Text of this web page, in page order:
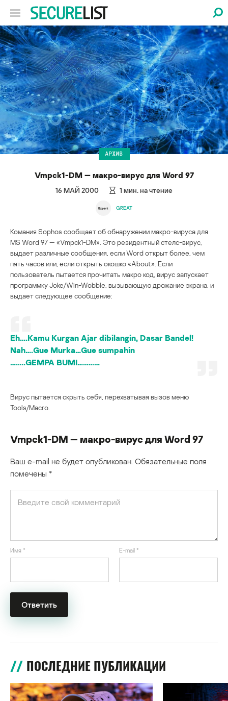
АРХИВ
Vmpck1-DM — макро-вирус для Word 97
16 МАЙ 2000 1 мин. на чтение
GREAT
Комания Sophos сообщает об обнаружении макро-вируса для
MS Word 97 — «Vmpck1-DM». Это резидентный стелс-вирус,
выдает различные сообщения, если Word открыт более, чем
пять часов или, если открыть окошко «About». Если
пользователь пытается прочитать макро код, вирус запускает
программку Joke/Win-Wobble, вызывающую дрожание экрана, и
выдает следующее сообщение:
Eh….Kamu Kurgan Ajar dibilangin, Dasar Bandel!
Nah….Gue Murka…Gue sumpahin
……..GEMPA BUMI…………
Вирус пытается скрыть себя, перехватывая вызов меню
Tools/Macro.
Vmpck1-DM — макро-вирус для Word 97
Ваш e-mail не будет опубликован. Обязательные поля
помечены *
Имя * E-mail *
ПОСЛЕДНИЕ ПУБЛИКАЦИИ